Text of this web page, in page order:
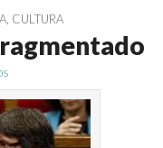
CULTURA